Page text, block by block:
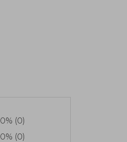
0% (0)
0% (0)